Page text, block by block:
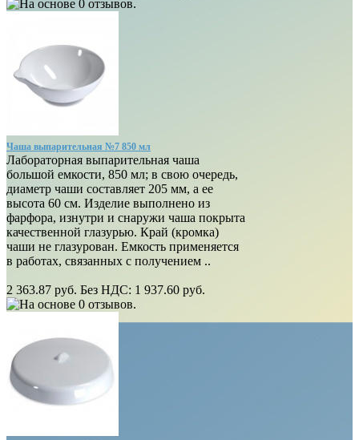
Чаша выпарительная №7 850 мл
Лабораторная выпарительная чаша
большой емкости, 850 мл; в свою очередь,
диаметр чаши составляет 205 мм, а ее
высота 60 см. Изделие выполнено из
фарфора, изнутри и снаружи чаша покрыта
качественной глазурью. Край (кромка)
чаши не глазурован. Емкость применяется
в работах, связанных с получением ..
2 363.87 руб. Без НДС: 1 937.60 руб.